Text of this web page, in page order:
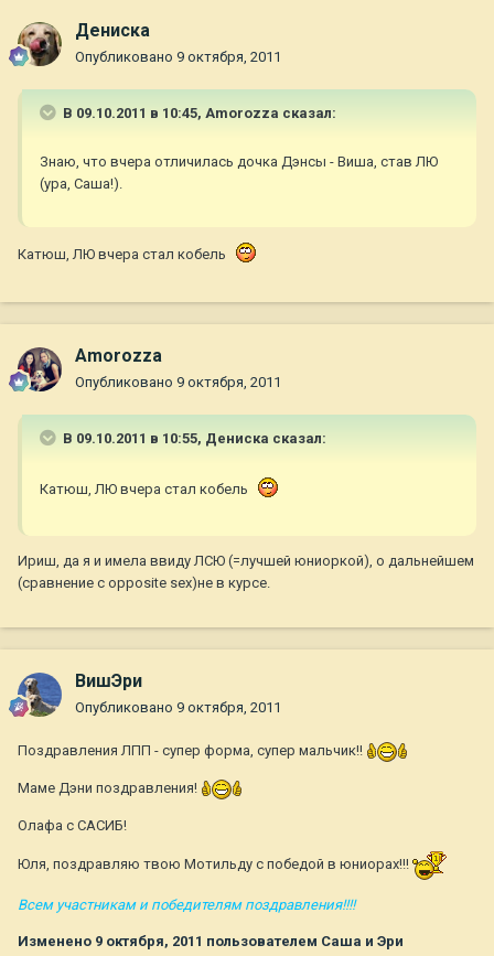
Дениска
Опубликовано 9 октября, 2011
В 09.10.2011 в 10:45, Amorozza сказал:
Знаю, что вчера отличилась дочка Дэнсы - Виша, став ЛЮ
(ура, Саша!).
Катюш, ЛЮ вчера стал кобель
Amorozza
Опубликовано 9 октября, 2011
В 09.10.2011 в 10:55, Дениска сказал:
Катюш, ЛЮ вчера стал кобель
Ириш, да я и имела ввиду ЛСЮ (=лучшей юниоркой), о дальнейшем
(сравнение с opposite sex)не в курсе.
ВишЭри
Опубликовано 9 октября, 2011
Поздравления ЛПП - супер форма, супер мальчик!!
Маме Дэни поздравления!
Олафа с САСИБ!
Юля, поздравляю твою Мотильду с победой в юниорах!!!
Всем участникам и победителям поздравления!!!!
Изменено 9 октября, 2011 пользователем Саша и Эри